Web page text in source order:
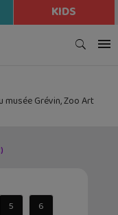
KIDS
musée Grévin, Zoo Art
5 6